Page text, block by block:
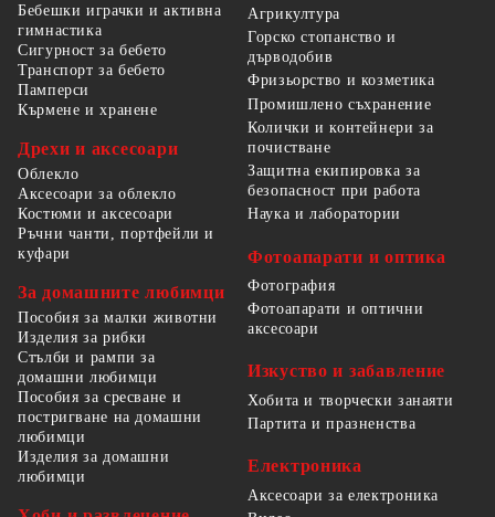
Бебешки играчки и активна
гимнастика
Сигурност за бебето
Транспорт за бебето
Памперси
Кърмене и хранене
Дрехи и аксесоари
Облекло
Аксесоари за облекло
Костюми и аксесоари
Ръчни чанти, портфейли и
куфари
За домашните любимци
Пособия за малки животни
Изделия за рибки
Стълби и рампи за
домашни любимци
Пособия за сресване и
постригване на домашни
любимци
Изделия за домашни
любимци
Агрикултура
Горско стопанство и
дърводобив
Фризьорство и козметика
Промишлено съхранение
Колички и контейнери за
почистване
Защитна екипировка за
безопасност при работа
Наука и лаборатории
Фотоапарати и оптика
Фотография
Фотоапарати и оптични
аксесоари
Изкуство и забавление
Хобита и творчески занаяти
Партита и празненства
Електроника
Аксесоари за електроника